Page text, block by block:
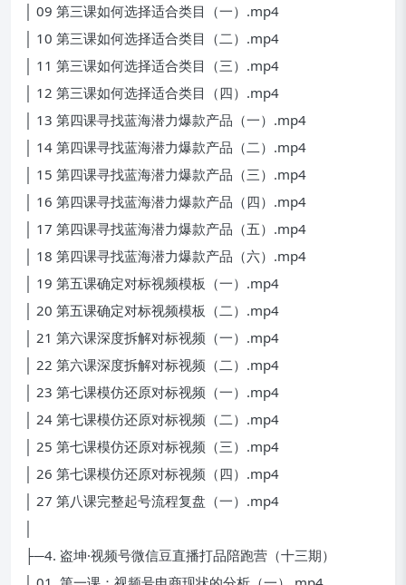
│ 09 第三课如何选择适合类目（一）.mp4
│ 10 第三课如何选择适合类目（二）.mp4
│ 11 第三课如何选择适合类目（三）.mp4
│ 12 第三课如何选择适合类目（四）.mp4
│ 13 第四课寻找蓝海潜力爆款产品（一）.mp4
│ 14 第四课寻找蓝海潜力爆款产品（二）.mp4
│ 15 第四课寻找蓝海潜力爆款产品（三）.mp4
│ 16 第四课寻找蓝海潜力爆款产品（四）.mp4
│ 17 第四课寻找蓝海潜力爆款产品（五）.mp4
│ 18 第四课寻找蓝海潜力爆款产品（六）.mp4
│ 19 第五课确定对标视频模板（一）.mp4
│ 20 第五课确定对标视频模板（二）.mp4
│ 21 第六课深度拆解对标视频（一）.mp4
│ 22 第六课深度拆解对标视频（二）.mp4
│ 23 第七课模仿还原对标视频（一）.mp4
│ 24 第七课模仿还原对标视频（二）.mp4
│ 25 第七课模仿还原对标视频（三）.mp4
│ 26 第七课模仿还原对标视频（四）.mp4
│ 27 第八课完整起号流程复盘（一）.mp4
├─4. 盗坤·视频号微信豆直播打品陪跑营（十三期）